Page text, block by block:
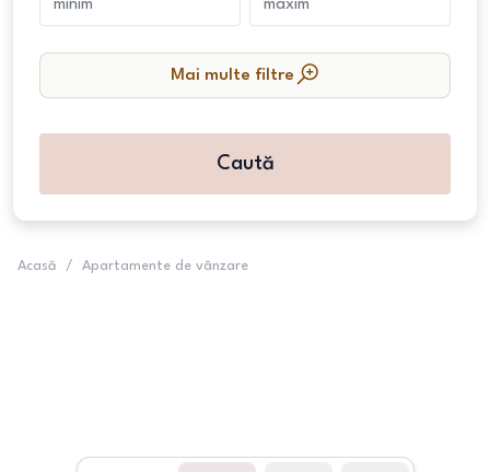
Mai multe filtre
Caută
Acasă / Apartamente de vânzare